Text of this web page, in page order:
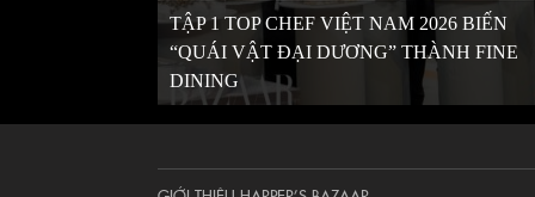
TẬP 1 TOP CHEF VIỆT NAM 2026 BIẾN
“QUÁI VẬT ĐẠI DƯƠNG” THÀNH FINE
DINING